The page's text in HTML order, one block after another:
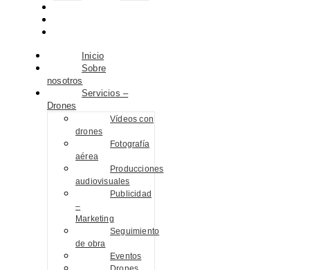
Inicio
Sobre
nosotros
Servicios –
Drones
Vídeos con
drones
Fotografía
aérea
Producciones
audiovisuales
Publicidad
–
Marketing
Seguimiento
de obra
Eventos